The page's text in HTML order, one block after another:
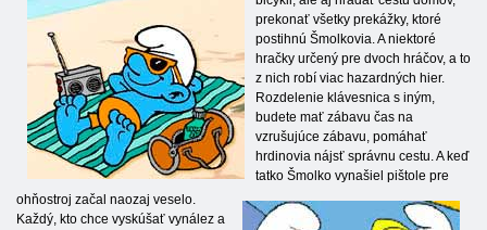
prekonať všetky prekážky, ktoré
postihnú Šmolkovia. A niektoré
hračky určený pre dvoch hráčov, a to
z nich robí viac hazardných hier.
Rozdelenie klávesnica s iným,
budete mať zábavu čas na
vzrušujúce zábavu, pomáhať
hrdinovia nájsť správnu cestu. A keď
tatko Šmolko vynašiel pištole pre
ohňostroj začal naozaj veselo.
Každý, kto chce vyskúšať vynález a